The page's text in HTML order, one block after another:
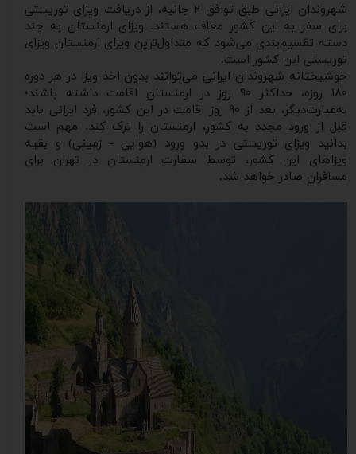
شهروندان ایرانی طبق توافق ۲ جانبه، از دریافت ویزای توریستی
برای سفر به این کشور معاف هستند. ویزای ارمنستان به چند
دسته تقسیم‌بندی می‌شود که متداول‌ترین ویزای ارمنستان ویزای
توریستی این کشور است.
خوشبختانه شهروندان ایرانی می‌توانند بدون اخذ ویزا در هر دوره
۱۸۰ روزه، حداکثر ۹۰ روز در ارمنستان اقامت داشته باشند؛
به‌عبارت‌دیگر، بعد از ۹۰ روز اقامت در این کشور، فرد ایرانی باید
قبل از ورود مجدد به کشور، ارمنستان را ترک کند. مهم است
بدانید ویزای توریستی در بدو ورود (هوایی - زمینی) و بقیه
ویزاهای این کشور، توسط سفارت ارمنستان در تهران برای
مسافران صادر خواهد شد.